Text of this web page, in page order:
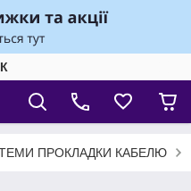
ПРОКЛАДКИ КАБЕЛЮ